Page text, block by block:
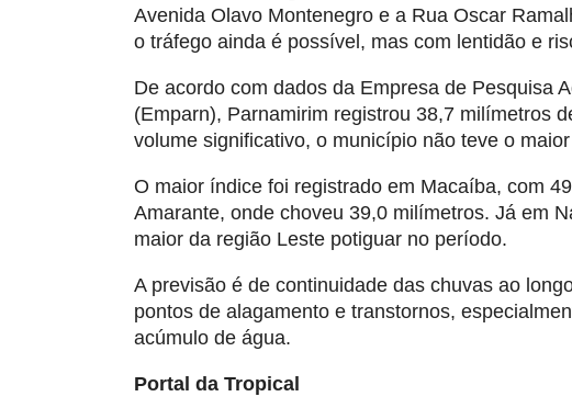
Avenida Olavo Montenegro e a Rua Oscar
o tráfego ainda é possível, mas com lentidão e
De acordo com dados da Empresa de Pesquisa
(Emparn), Parnamirim registrou 38,7 milímetros
volume significativo, o município não teve o
O maior índice foi registrado em Macaíba, com
Amarante, onde choveu 39,0 milímetros. Já em
maior da região Leste potiguar no período.
A previsão é de continuidade das chuvas ao
pontos de alagamento e transtornos,
acúmulo de água.
Portal da Tropical